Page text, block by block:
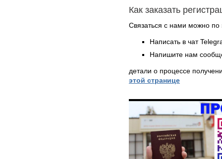
Как заказать
Связаться с нами можно по
Написать в чат
Напишите нам
детали о процессе
этой странице